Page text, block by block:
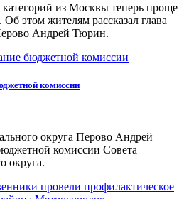
из Москвы теперь проще
Об этом жителям рассказал глава
Андрей Тюрин.
комиссии
округа Перово Андрей
комиссии Совета
округа.